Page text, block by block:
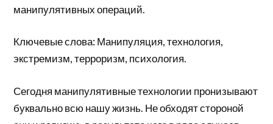
манипулятивных операций.
Ключевые слова: Манипуляция, технология,
экстремизм, терроризм, психология.
Сегодня манипулятивные технологии пронизывают
буквально всю нашу жизнь. Не обходят стороной